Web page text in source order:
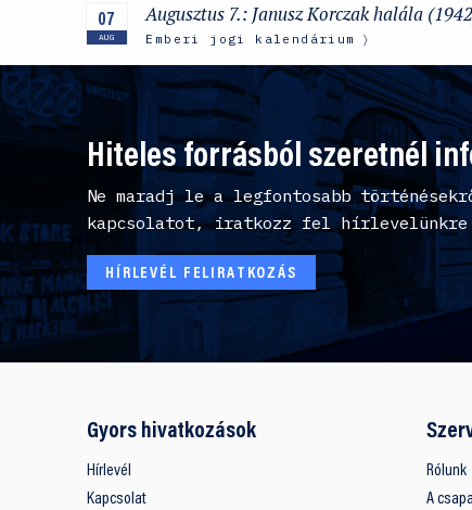
07
AUG
Augusztus 7.: Janusz Korczak halála
Emberi jogi kalendárium
Hiteles forrásból szeretnél
Ne maradj le a legfontosabb
kapcsolatot, iratkozz fel
HÍRLEVÉL FELIRATKOZÁS
Gyors hivatkozások
Hírlevél
Kapcsolat
Rólunk
A